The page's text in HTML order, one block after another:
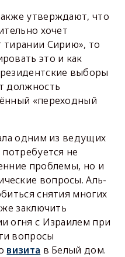
утверждают, что
хочет
тирании Сирию», то
это и как
выборы
должность
«переходный
одним из ведущих
не
проблемы, но и
вопросы. Аль-
снятия многих
заключить
огня с Израилем при
вопросы
визита в Белый дом.